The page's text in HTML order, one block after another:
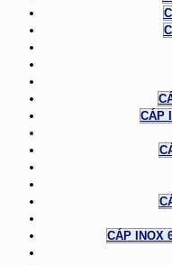
CÁP
CÁP INOX